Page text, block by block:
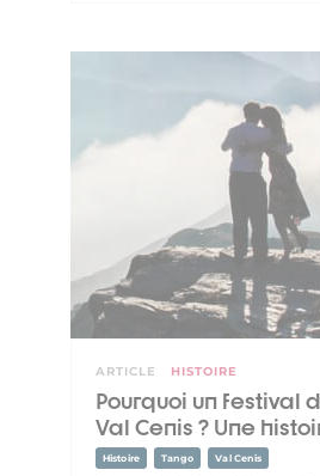
ARTICLE HISTOIRE
Pourquoi un festival
Val Cenis ? Une
Histoire Tango Val Cenis